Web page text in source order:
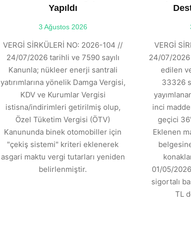
Yapıldı
3 Ağustos 2026
VERGİ SİRKÜLERİ NO: 2026-104 //
24/07/2026 tarihli ve 7590 sayılı
Kanunla; nükleer enerji santrali
yatırımlarına yönelik Damga Vergisi,
KDV ve Kurumlar Vergisi
istisna/indirimleri getirilmiş olup,
Özel Tüketim Vergisi (ÖTV)
Kanununda binek otomobiller için
"çekiş sistemi" kriteri eklenerek
asgari maktu vergi tutarları yeniden
belirlenmiştir.
VERGİ
24/07/
edilen
33326
inci
geçici
Eklenen
01/05/
sigortalı
TL